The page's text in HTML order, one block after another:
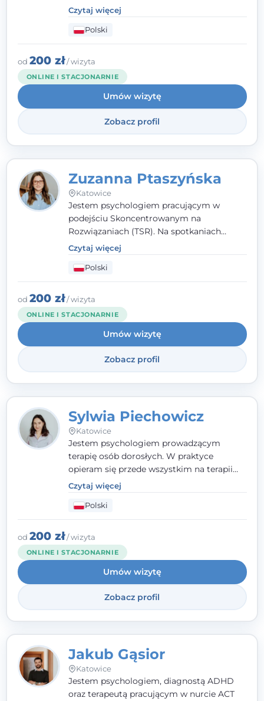
rodziny, dobierając metody do
indywidualnych zasobów pacjenta. Wierzę
w drzemiące w Tobie zasoby, które
pozwolą Ci wyjść z kryzysu - a jeśli jeszcze
ich nie widzisz, pomogę Ci je odsłonić.
Czytaj więcej
Polski
od 200 zł/ wizyta
ONLINE I STACJONARNIE
Umów wizytę
Zobacz profil
Zuzanna Ptaszyńska
Katowice
Jestem psychologiem pracującym w
podejściu Skoncentrowanym na
Rozwiązaniach (TSR). Na spotkaniach
pracuję w sposób dopasowany do Ciebie -
nawet jeśli na starcie nie wiesz dokładnie,
czego potrzebujesz, odkrywamy to razem,
krok po kroku. Towarzyszę dorosłym oraz
młodzieży od 13. roku życia.
Czytaj więcej
Polski
od 200 zł/ wizyta
ONLINE I STACJONARNIE
Umów wizytę
Zobacz profil
Sylwia Piechowicz
Katowice
Jestem psychologiem prowadzącym
terapię osób dorosłych. W praktyce
opieram się przede wszystkim na terapii
poznawczo-behawioralnej (CBT), a także na
podejściu skoncentrowanym na
rozwiązaniach (TSR) oraz Racjonalnej
Terapii Zachowania (RTZ). Dużą wagę
przykładam do relacji opartej na empatii,
poczuciu bezpieczeństwa i wzajemnym
zrozumieniu.
Czytaj więcej
Polski
od 200 zł/ wizyta
ONLINE I STACJONARNIE
Umów wizytę
Zobacz profil
Jakub Gąsior
Katowice
Jestem psychologiem, diagnostą ADHD
oraz terapeutą pracującym w nurcie ACT